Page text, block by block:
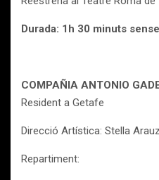
Durada: 1h 30 minuts
COMPAÑIA ANTONIO
Resident a Getafe
Direcció Artística: Stella
Repartiment: